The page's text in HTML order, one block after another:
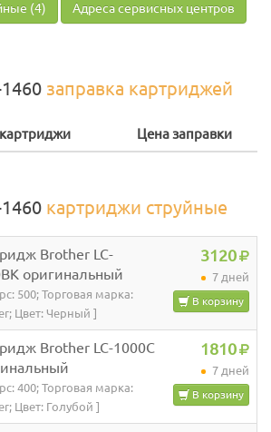
(4) Адреса сервисных центров
1460 заправка картриджей
Цена заправки
1460 картриджи струйные
Brother LC-
оригинальный
500; Торговая марка:
Цвет: Черный ]
3120
7 дней
В корзину
Brother LC-1000C
400; Торговая марка:
Цвет: Голубой ]
1810
7 дней
В корзину